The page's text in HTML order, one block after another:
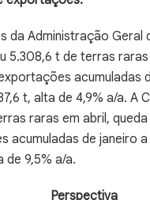
da Administração Geral
5.308,6 t de terras
acumuladas
t, alta de 4,9% a/a. A
raras em abril,
acumuladas de janeiro
de 9,5% a/a.
Perspectiva